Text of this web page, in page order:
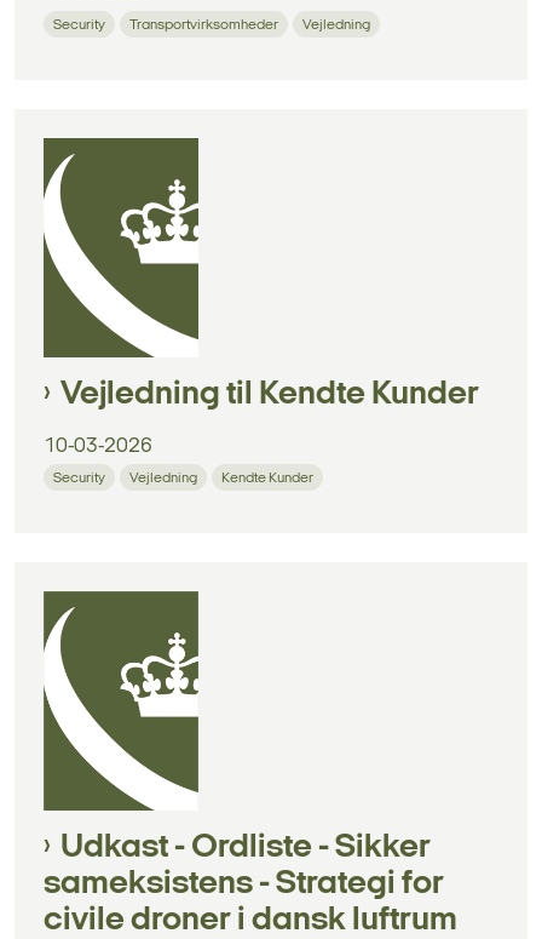
Security Transportvirksomheder Vejledning
Vejledning til Kendte Kunder
10-03-2026
Security Vejledning Kendte Kunder
Udkast - Ordliste - Sikker
sameksistens - Strategi for
civile droner i dansk luftrum